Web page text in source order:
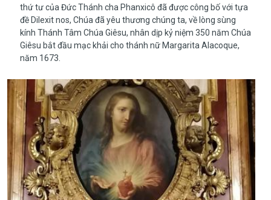
thứ tư của Đức Thánh cha Phanxicô đã được công bố với tựa
đề Dilexit nos, Chúa đã yêu thương chúng ta, về lòng sùng
kính Thánh Tâm Chúa Giêsu, nhân dịp kỷ niệm 350 năm Chúa
Giêsu bắt đầu mạc khải cho thánh nữ Margarita Alacoque,
năm 1673.